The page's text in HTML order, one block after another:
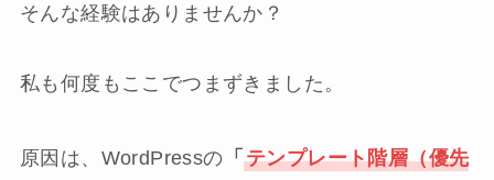
そんな経験はありませんか？
私も何度もここでつまずきました。
原因は、WordPressの 「 テンプレート階層（優先